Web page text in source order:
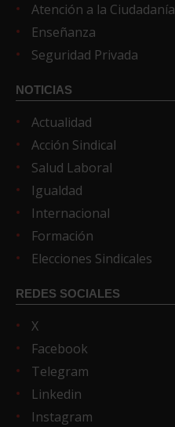
Atención a la Ciudadanía
Enseñanza
Seguridad Privada
NOTICIAS
Actualidad
Acción Sindical
Salud Laboral
Igualdad
Internacional
Formación
Elecciones Sindicales
REDES SOCIALES
X
Facebook
Telegram
Linkedin
Instagram